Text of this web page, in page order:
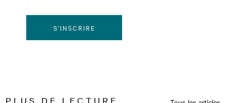
S'INSCRIRE
PLUS DE LECTURE